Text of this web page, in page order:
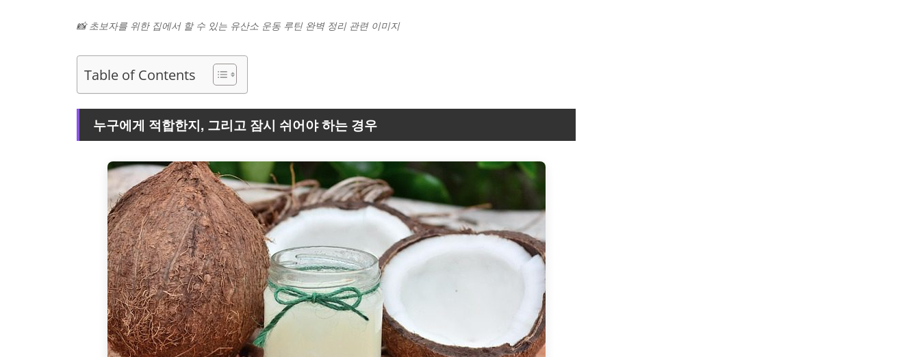
📸 초보자를 위한 집에서 할 수 있는 유산소 운동 루틴 완벽 정리 관련 이미지
Table of Contents
누구에게 적합한지, 그리고 잠시 쉬어야 하는 경우